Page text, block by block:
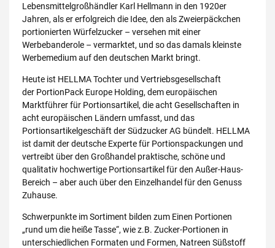
Lebensmittelgroßhändler Karl Hellmann in den 1920er
Jahren, als er erfolgreich die Idee, den als Zweierpäckchen
portionierten Würfelzucker – versehen mit einer
Werbebanderole – vermarktet, und so das damals kleinste
Werbemedium auf den deutschen Markt bringt.
Heute ist HELLMA Tochter und Vertriebsgesellschaft
der PortionPack Europe Holding, dem europäischen
Marktführer für Portionsartikel, die acht Gesellschaften in
acht europäischen Ländern umfasst, und das
Portionsartikelgeschäft der Südzucker AG bündelt. HELLMA
ist damit der deutsche Experte für Portionspackungen und
vertreibt über den Großhandel praktische, schöne und
qualitativ hochwertige Portionsartikel für den Außer-Haus-
Bereich – aber auch über den Einzelhandel für den Genuss
Zuhause.
Schwerpunkte im Sortiment bilden zum Einen Portionen
„rund um die heiße Tasse“, wie z.B. Zucker-Portionen in
unterschiedlichen Formaten und Formen, Natreen Süßstoff